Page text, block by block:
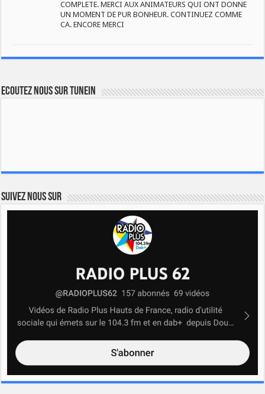
COMPLETE. MERCI AUX ANIMATEURS QUI ONT DONNE
UN MOMENT DE PUR BONHEUR. CONTINUEZ COMME
CA. ENCORE MERCI
Ecoutez nous sur TuneIn
Suivez nous sur